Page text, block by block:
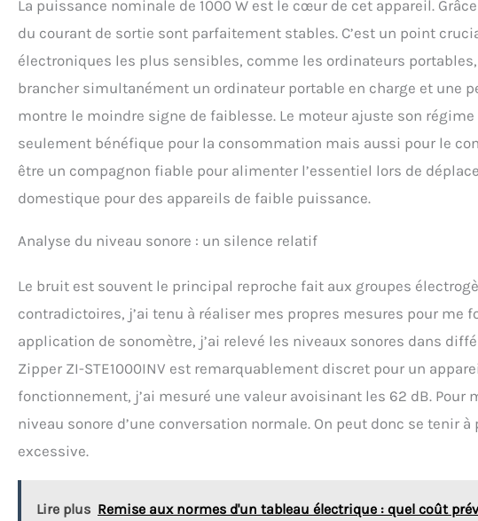
La puissance nominale de 1000 W est le cœur de cet appareil.
du courant de sortie sont parfaitement stables. C’est un point
électroniques les plus sensibles, comme les ordinateurs
brancher simultanément un ordinateur portable en charge et une
montre le moindre signe de faiblesse. Le moteur ajuste son
seulement bénéfique pour la consommation mais aussi pour le
être un compagnon fiable pour alimenter l’essentiel lors de
domestique pour des appareils de faible puissance.
Analyse du niveau sonore : un silence relatif
Le bruit est souvent le principal reproche fait aux groupes
contradictoires, j’ai tenu à réaliser mes propres mesures pour me
application de sonomètre, j’ai relevé les niveaux sonores dans
Zipper ZI-STE1000INV est remarquablement discret pour un
fonctionnement, j’ai mesuré une valeur avoisinant les 62 dB.
niveau sonore d’une conversation normale. On peut donc se tenir
excessive.
Lire plus Remise aux normes d'un tableau électrique : quel coût